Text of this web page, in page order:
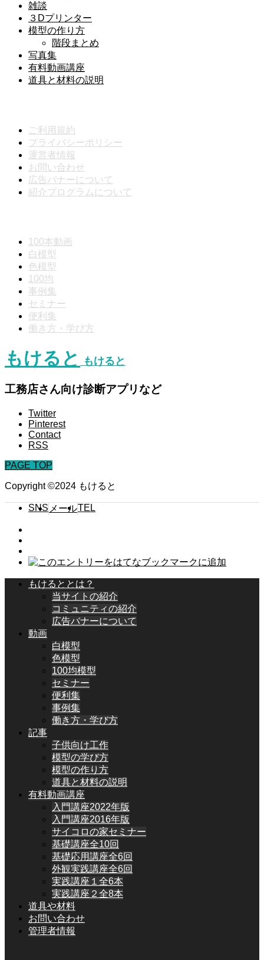
雑談
３Dプリンター
模型の作り方
階段まとめ
写真集
有料動画講座
道具と材料の説明
ご利用規約
プライバシーポリシー
運営者情報
お問い合わせ
広告バナーについて
紹介プログラムについて
100本動画
白模型
色模型
100均
事例集
セミナー
便利集
働き方・学び方
もけると もけると
工務店さん向け診断アプリなど
Twitter
Pinterest
Contact
RSS
PAGE TOP
Copyright ©2024 もけると
SNS メールTEL
もけるととは？
当サイトの紹介
コミュニティの紹介
広告バナーについて
動画
白模型
色模型
100均模型
セミナー
便利集
事例集
働き方・学び方
記事
子供向け工作
模型の学び方
模型の作り方
道具と材料の説明
有料動画講座
入門講座2022年版
入門講座2016年版
サイコロの家セミナー
基礎講座全10回
基礎応用講座全6回
外観実践講座全6回
実践講座１全6本
実践講座２全8本
道具や材料
お問い合わせ
管理者情報